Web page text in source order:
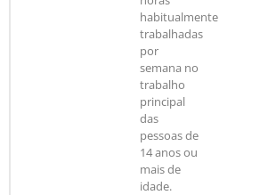
habitualmente
trabalhadas
por
semana no
trabalho
principal
das
pessoas de
14 anos ou
mais de
idade.